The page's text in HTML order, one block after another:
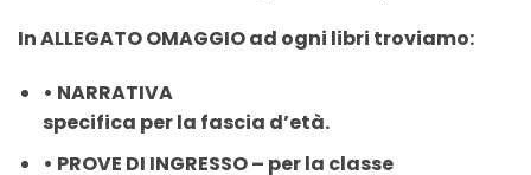
In ALLEGATO OMAGGIO ad ogni libri troviamo:
• NARRATIVA
specifica per la fascia d’età.
• PROVE DI INGRESSO – per la classe